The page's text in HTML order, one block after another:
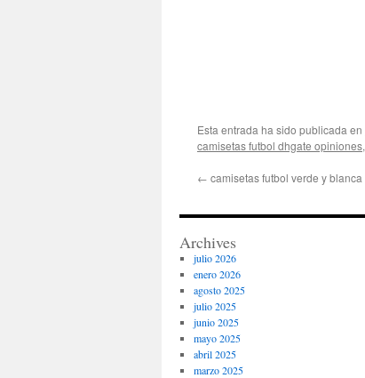
Esta entrada ha sido publicada en
camisetas futbol dhgate opiniones,
← camisetas futbol verde y blanca
Archives
julio 2026
enero 2026
agosto 2025
julio 2025
junio 2025
mayo 2025
abril 2025
marzo 2025